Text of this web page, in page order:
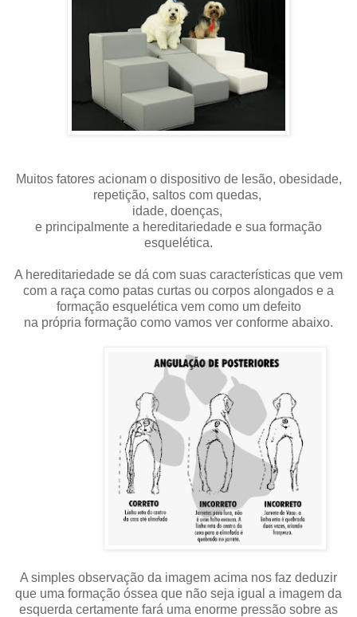
Muitos fatores acionam o dispositivo de lesão, obesidade,
repetição, saltos com quedas,
idade, doenças,
e principalmente a hereditariedade e sua formação
esquelética.
A hereditariedade se dá com suas características que vem
com a raça como patas curtas ou corpos alongados e a
formação esquelética vem como um defeito
na própria formação como vamos ver conforme abaixo.
A simples observação da imagem acima nos faz deduzir
que uma formação óssea que não seja igual a imagem da
esquerda certamente fará uma enorme pressão sobre as